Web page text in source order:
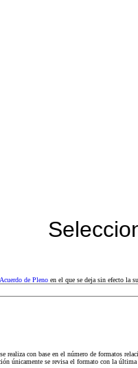
Acuerdo de Pleno en el que se deja sin efecto la
con base en el número de formatos
únicamente se revisa el formato con la